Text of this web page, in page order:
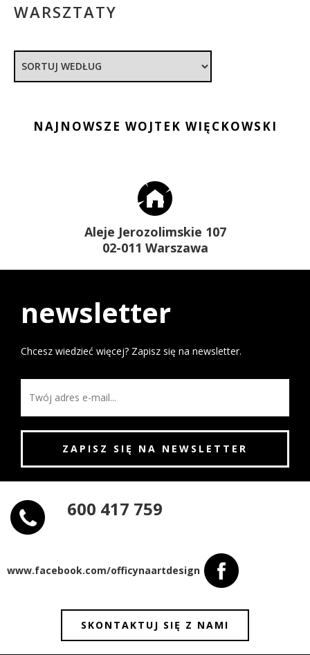
WARSZTATY
NAJNOWSZE WOJTEK WIĘCKOWSKI
Aleje Jerozolimskie 107
02-011 Warszawa
newsletter
Chcesz wiedzieć więcej? Zapisz się na newsletter.
600 417 759
www.facebook.com/officynaartdesign
SKONTAKTUJ SIĘ Z NAMI